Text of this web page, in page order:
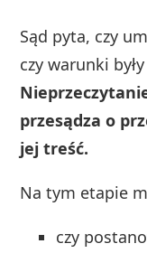
Sąd pyta, czy
czy warunki
przesądza o
jej treść.
Na tym etapie
czy